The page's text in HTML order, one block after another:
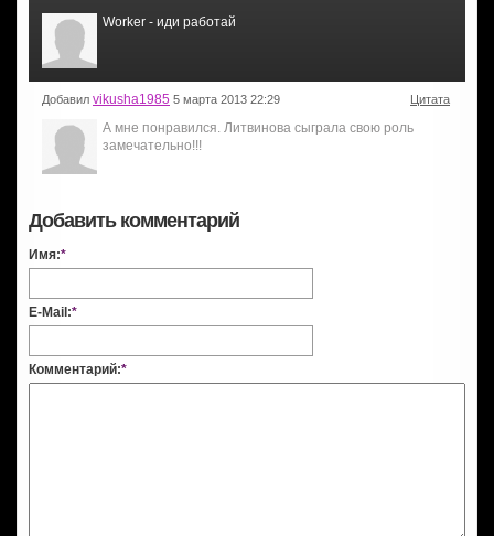
Worker - иди работай
Добавил vikusha1985 5 марта 2013 22:29 Цитата
А мне понравился. Литвинова сыграла свою роль
замечательно!!!
Добавить комментарий
Имя:*
E-Mail:*
Комментарий:*